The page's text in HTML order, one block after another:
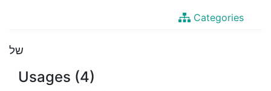
Categories
של
Usages (4)